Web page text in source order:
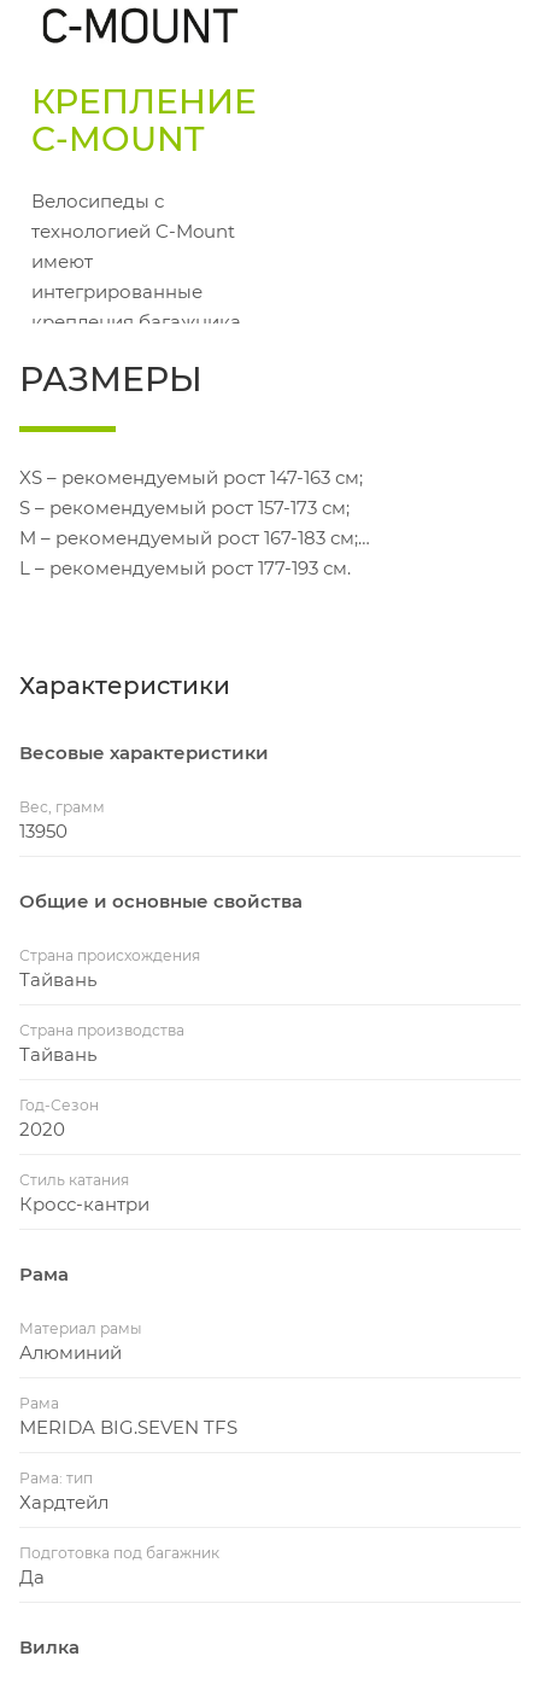
КРЕПЛЕНИЕ
C-MOUNT
Велосипеды с
технологией C-Mount
имеют
интегрированные
крепления багажника,
установку быстрой,
РАЗМЕРЫ
XS – рекомендуемый рост 147-163 см;
S – рекомендуемый рост 157-173 см;
M – рекомендуемый рост 167-183 см;
L – рекомендуемый рост 177-193 см.
Характеристики
Весовые характеристики
Вес, грамм
13950
Общие и основные свойства
Страна происхождения
Тайвань
Страна производства
Тайвань
Год-Сезон
2020
Стиль катания
Кросс-кантри
Рама
Материал рамы
Алюминий
Рама
MERIDA BIG.SEVEN TFS
Рама: тип
Хардтейл
Подготовка под багажник
Да
Вилка